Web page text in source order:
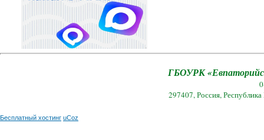
ГБОУРК
297407, Россия,
Бесплатный хостинг uCoz